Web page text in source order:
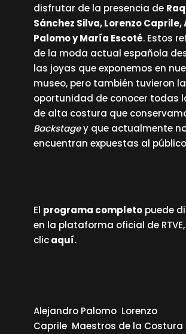
disfrutar de la presencia de
Sánchez Silva, Lorenzo
Palomo y María Escoté. Estos
de la moda actual española
las joyas que exponemos en
museo, pero también tuvieron la
oportunidad de conocer todas
de alta costura que
Backstagey que actualmente
encuentran expuestas al
El programa completo puede
en la plataforma oficial de
clicaquí.
Alejandro Palomo Lorenzo
Caprile Maestros de la Costura